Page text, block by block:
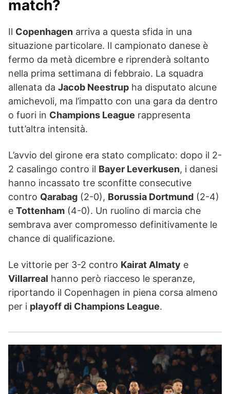
match?
Il Copenhagen arriva a questa sfida in una
situazione particolare. Il campionato danese è
fermo da metà dicembre e riprenderà soltanto
nella prima settimana di febbraio. La squadra
allenata da Jacob Neestrup ha disputato alcune
amichevoli, ma l’impatto con una gara da dentro
o fuori in Champions League rappresenta
tutt’altra intensità.
L’avvio del girone era stato complicato: dopo il 2-
2 casalingo contro il Bayer Leverkusen, i danesi
hanno incassato tre sconfitte consecutive
contro Qarabag (2-0), Borussia Dortmund (2-4)
e Tottenham (4-0). Un ruolino di marcia che
sembrava aver compromesso definitivamente le
chance di qualificazione.
Le vittorie per 3-2 contro Kairat Almaty e
Villarreal hanno però riacceso le speranze,
riportando il Copenhagen in piena corsa almeno
per i playoff di Champions League.